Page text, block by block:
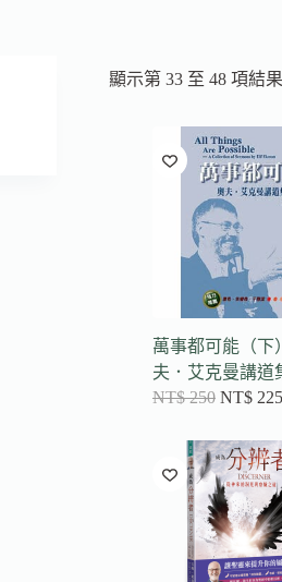
顯示第 33 至 48 項結
萬事都可能（下
夫．艾克曼講道
NT$250 NT$225